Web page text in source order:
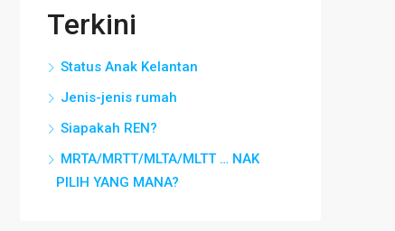
Terkini
Status Anak Kelantan
Jenis-jenis rumah
Siapakah REN?
MRTA/MRTT/MLTA/MLTT … NAK
PILIH YANG MANA?